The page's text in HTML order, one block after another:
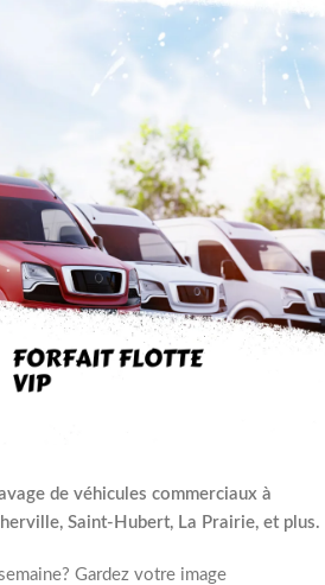
de véhicules commerciaux à
Saint-Hubert, La Prairie, et plus.
Gardez votre image